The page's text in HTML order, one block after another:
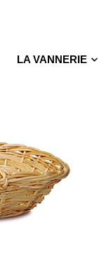
LA VANNERIE